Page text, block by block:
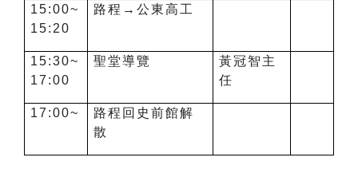
15:00~
15:20
路程→公東高工
15:30~
17:00
聖堂導覽
黃冠智主
任
17:00~
路程回史前館解
散